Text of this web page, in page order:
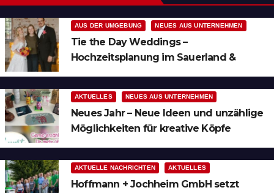
AUS DER UMGEBUNG NEUES AUS UNTERNEHMEN
Tie the Day Weddings –
Hochzeitsplanung im Sauerland &
AKTUELLES NEUES AUS UNTERNEHMEN
Neues Jahr – Neue Ideen und unzählige
Möglichkeiten für kreative Köpfe
AKTUELLE NACHRICHTEN AKTUELLES
Hoffmann + Jochheim GmbH setzt